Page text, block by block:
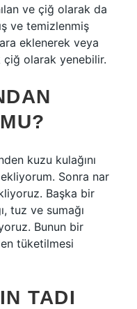
ve çiğ olarak da
ve temizlenmiş
eklenerek veya
çiğ olarak yenebilir.
kuzu kulağını
Sonra nar
Başka bir
tuz ve sumağı
Bunun bir
tüketilmesi
TADI